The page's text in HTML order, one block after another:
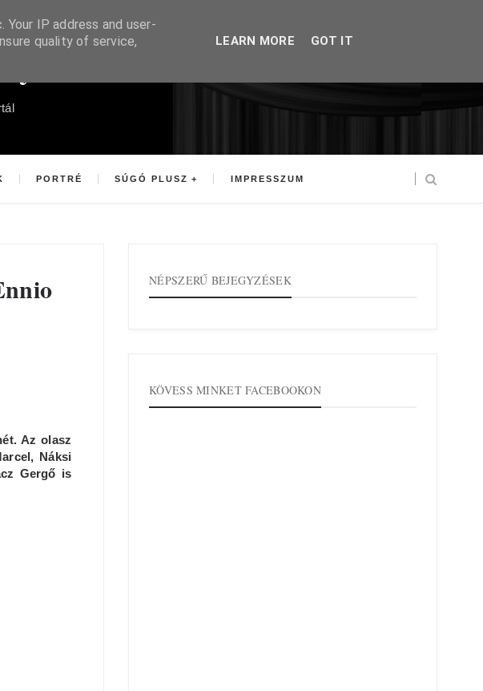
PORTRÉ SÚGÓ PLUSZ IMPRESSZUM
Az olasz
Náksi
Gergő is
NÉPSZERŰ BEJEGYZÉSEK
KÖVESS MINKET FACEBOOKON
IP address and user-
quality of service,
LEARN MORE GOT IT